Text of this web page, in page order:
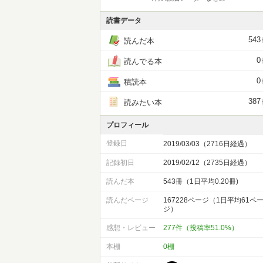
読書データ
読んだ本 543
読んでる本 0
積読本 0
読みたい本 387
プロフィール
登録日 2019/03/03（2716日経過）
記録初日 2019/02/12（2735日経過）
読んだ本 543冊（1日平均0.20冊)
読んだページ
167228ページ（1日平均61ペー
ジ）
感想・レビュー 277件（投稿率51.0%）
本棚 0棚